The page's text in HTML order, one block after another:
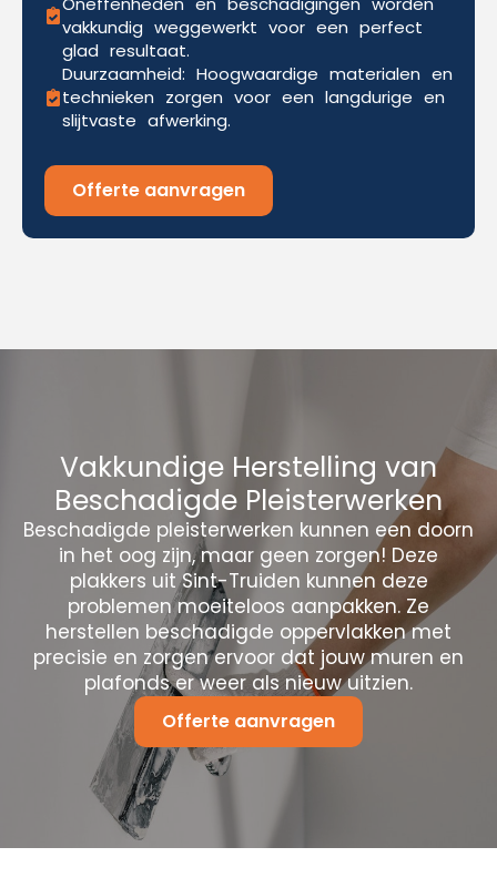
vakkundig weggewerkt voor een perfect
glad resultaat.
Duurzaamheid: Hoogwaardige materialen en
technieken zorgen voor een langdurige en
slijtvaste afwerking.
Offerte aanvragen
Vakkundige Herstelling van
Beschadigde Pleisterwerken
Beschadigde pleisterwerken kunnen een doorn
in het oog zijn, maar geen zorgen! Deze
plakkers uit Sint-Truiden kunnen deze
problemen moeiteloos aanpakken. Ze
herstellen beschadigde oppervlakken met
precisie en zorgen ervoor dat jouw muren en
plafonds er weer als nieuw uitzien.
Offerte aanvragen